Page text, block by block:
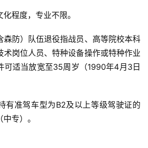
化程度，专业不限。
森防）队伍退役指战员、高等院校本科
术岗位人员、特种设备操作或特种作业
可适当放宽至35周岁（1990年4月3日
有准驾车型为B2及以上等级驾驶证的
专）。